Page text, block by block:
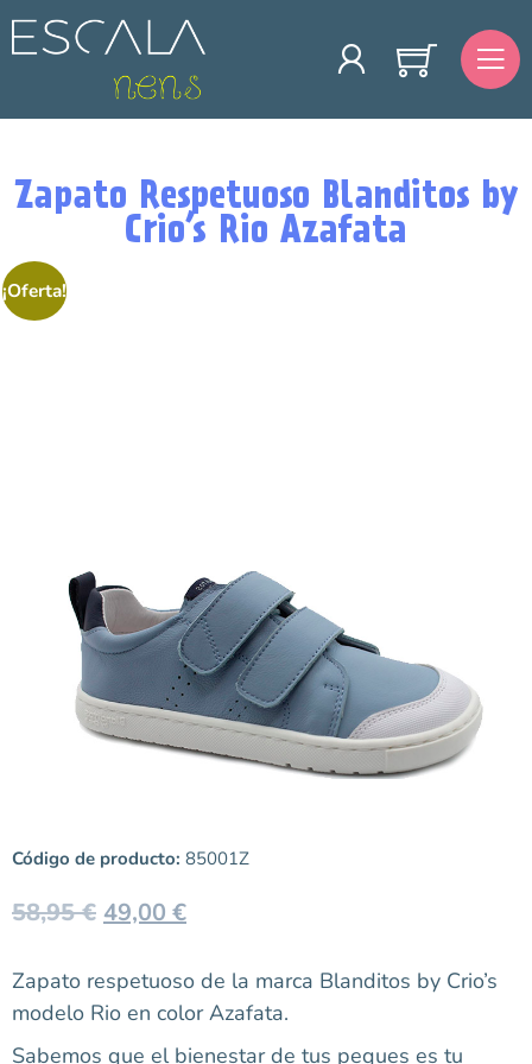
Zapato Respetuoso Blanditos by
Crio’s Rio Azafata
¡Oferta!
Código de producto: 85001Z
58,95€ 49,00 €
Zapato respetuoso de la marca Blanditos by Crio’s
modelo Rio en color Azafata.
Sabemos que el bienestar de tus peques es tu